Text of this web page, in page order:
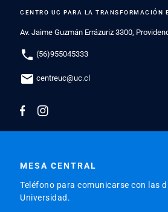
CENTRO UC PARA LA TRANSFORMACIÓN
Av. Jaime Guzmán Errázuriz 3300,
phone (56)955045333
mail centreuc@uc.cl
MESA CENTRAL
Teléfono para comunicarse con las
Universidad.